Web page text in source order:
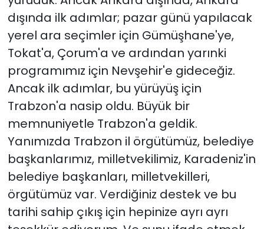
dışında ilk adımlar; pazar günü yapılacak
yerel ara seçimler için Gümüşhane'ye,
Tokat'a, Çorum'a ve ardından yarınki
programımız için Nevşehir'e gideceğiz.
Ancak ilk adımlar, bu yürüyüş için
Trabzon'a nasip oldu. Büyük bir
memnuniyetle Trabzon'a geldik.
Yanımızda Trabzon il örgütümüz, belediye
başkanlarımız, milletvekilimiz, Karadeniz'in
belediye başkanları, milletvekilleri,
örgütümüz var. Verdiğiniz destek ve bu
tarihi sahip çıkış için hepinize ayrı ayrı